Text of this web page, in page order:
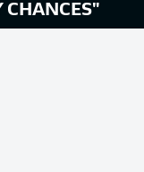
CHANCES"